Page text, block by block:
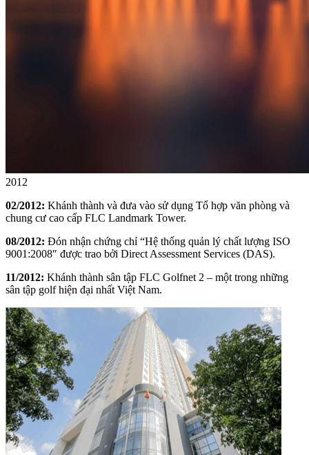
2012
02/2012: Khánh thành và đưa vào sử dụng Tổ hợp văn phòng và
chung cư cao cấp FLC Landmark Tower.
08/2012: Đón nhận chứng chỉ “Hệ thống quản lý chất lượng ISO
9001:2008″ được trao bởi Direct Assessment Services (DAS).
11/2012: Khánh thành sân tập FLC Golfnet 2 – một trong những
sân tập golf hiện đại nhất Việt Nam.